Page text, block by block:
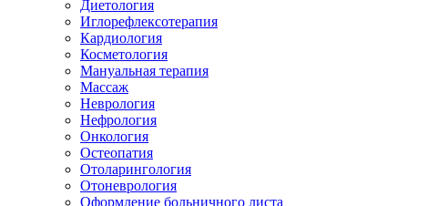
Диетология
Иглорефлексотерапия
Кардиология
Косметология
Мануальная терапия
Массаж
Неврология
Нефрология
Онкология
Остеопатия
Отоларингология
Отоневрология
Оформление больничного листа